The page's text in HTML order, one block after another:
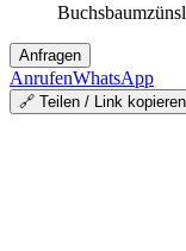
Anfragen
AnrufenWhatsApp
🔗 Teilen / Link kopieren